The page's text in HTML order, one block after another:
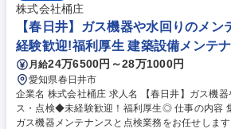
ーマンで指導いたしますのでご安心ください。
遇】有給休暇や連休取得の推進や社員旅行の実
手当制度など（詳細は下記フリーコメント欄参
アップ可能です。 募集職種 【千葉/接客販売】未経験・第2新卒歓迎/年休1
22日/残業25h/ソフトバンクG会社
株式会社桶庄
【春日井】ガス機器や水回りのメン
経験歓迎!福利厚生 建築設備メンテ
月給24万6500円～28万1000円
愛知県春日井市
企業名 株式会社桶庄 求人名 【春日井】ガス機器や水回りのメンテナン
ス・点検◆未経験歓迎！福利厚生◎ 仕事の内容 集合住宅や戸建て住宅の
ガス機器メンテナンスと点検業務をお任せしま